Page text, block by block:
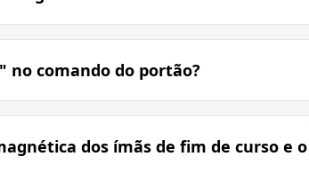
no comando do portão?
dos ímãs de fim de curso e o